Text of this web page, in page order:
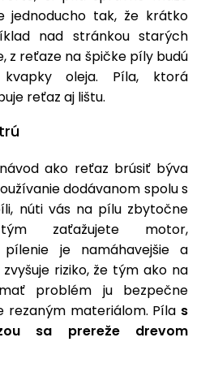
jednoducho tak, že krátko
nad stránkou starých
z reťaze na špičke píly budú
oleja. Píla, ktorá
reťaz aj lištu.
ako reťaz brúsiť býva
dodávanom spolu s
núti vás na pílu zbytočne
zaťažujete motor,
je namáhavejšie a
riziko, že tým ako na
problém ju bezpečne
rezaným materiálom. Píla s
sa prereže drevom